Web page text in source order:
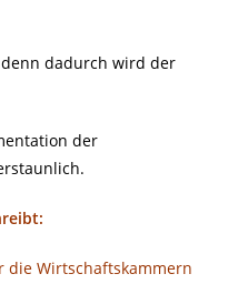
dadurch wird der
der
die Wirtschaftskammern